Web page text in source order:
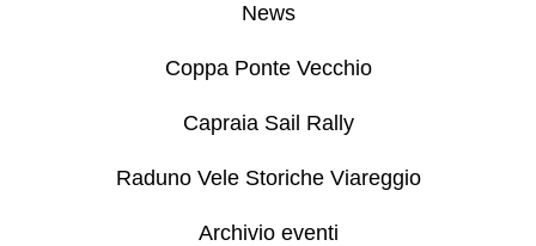
News
Coppa Ponte Vecchio
Capraia Sail Rally
Raduno Vele Storiche Viareggio
Archivio eventi